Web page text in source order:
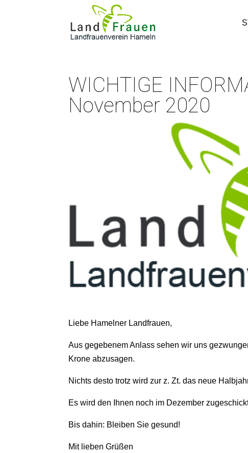
WICHTIGE
November 2020
Liebe Hamelner Landfrauen,
Aus gegebenem Anlass sehen wir uns
Krone abzusagen.
Nichts desto trotz wird zur z. Zt. das neue
Es wird den Ihnen noch im Dezember
Bis dahin: Bleiben Sie gesund!
Mit lieben Grüßen